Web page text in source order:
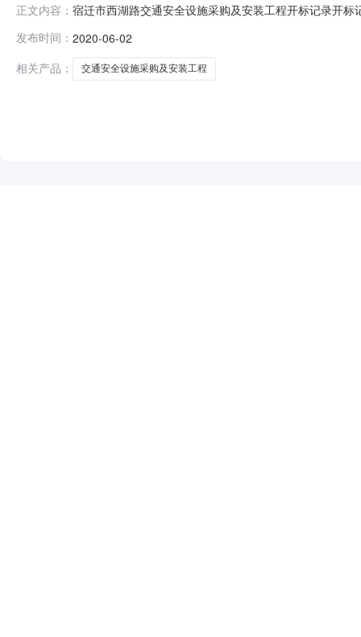
正文内容： 宿迁市西湖路交通安全设施采购及安装工程开标记录开
间:MonJun0116:10:30CST2020,投标人名称:安徽华盛
发布时间： 2020-06-02
相关产品：
交通安全设施采购及安装工程